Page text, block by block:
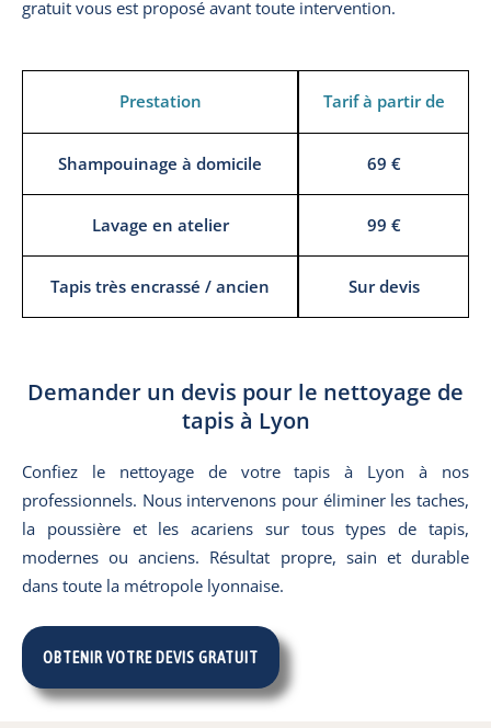
gratuit vous est proposé avant toute intervention.
Prestation Tarif à partir de
Shampouinage à domicile 69 €
Lavage en atelier 99 €
Tapis très encrassé / ancien Sur devis
Demander un devis pour le nettoyage de
tapis à Lyon
Confiez le nettoyage de votre tapis à Lyon à nos
professionnels. Nous intervenons pour éliminer les taches,
la poussière et les acariens sur tous types de tapis,
modernes ou anciens. Résultat propre, sain et durable
dans toute la métropole lyonnaise.
OBTENIR VOTRE DEVIS GRATUIT